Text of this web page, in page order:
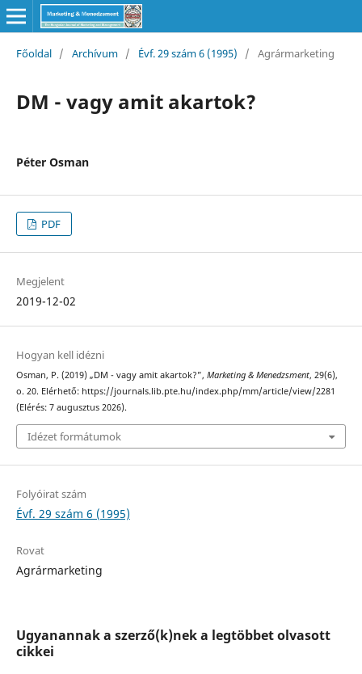
Főoldal / Archívum / Évf. 29 szám 6 (1995) / Agrármarketing
DM - vagy amit akartok?
Péter Osman
PDF
Megjelent
2019-12-02
Hogyan kell idézni
Osman, P. (2019) „DM - vagy amit akartok?”, Marketing & Menedzsment, 29(6),
o. 20. Elérhető: https://journals.lib.pte.hu/index.php/mm/article/view/2281
(Elérés: 7 augusztus 2026).
Idézet formátumok
Folyóirat szám
Évf. 29 szám 6 (1995)
Rovat
Agrármarketing
Ugyanannak a szerző(k)nek a legtöbbet olvasott
cikkei